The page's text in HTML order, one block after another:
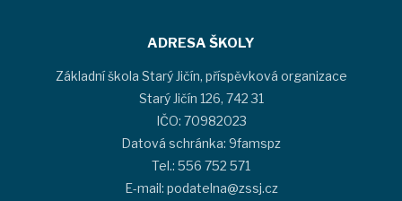
ADRESA ŠKOLY
Základní škola Starý Jičín, příspěvková organizace
Starý Jičín 126, 742 31
IČO: 70982023
Datová schránka: 9famspz
Tel.: 556 752 571
E-mail: podatelna@zssj.cz